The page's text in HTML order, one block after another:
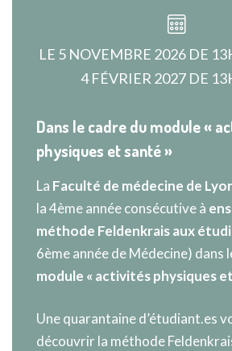
LE 5 NOVEMBRE 2026 DE
4 FÉVRIER 2027 DE
Dans le cadre du module «
physiques et santé »
La Faculté de médecine de
la 4ème année consécutive à
méthode Feldenkrais aux
6ème année de Médecine) dans
module « activités physiques
Une quarantaine d’étudiant.es
découvrir la méthode